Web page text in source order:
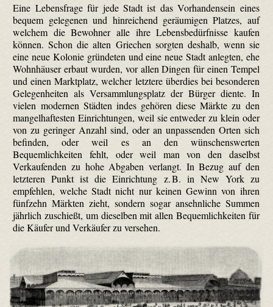
Eine Lebensfrage für jede Stadt ist das Vorhandensein eines
bequem gelegenen und hinreichend geräumigen Platzes, auf
welchem die Bewohner alle ihre Lebensbedürfnisse kaufen
können. Schon die alten Griechen sorgten deshalb, wenn sie
eine neue Kolonie gründeten und eine neue Stadt anlegten, ehe
Wohnhäuser erbaut wurden, vor allen Dingen für einen Tempel
und einen Marktplatz, welcher letztere überdies bei besonderen
Gelegenheiten als Versammlungsplatz der Bürger diente. In
vielen modernen Städten indes gehören diese Märkte zu den
mangel­haftesten Einrichtungen, weil sie entweder zu klein oder
von zu geringer Anzahl sind, oder an unpassenden Orten sich
befinden, oder weil es an den wünschenswerten
Bequemlichkeiten fehlt, oder weil man von den daselbst
Verkaufenden zu hohe Abgaben verlangt. In Bezug auf den
letzteren Punkt ist die Einrichtung z. B. in New York zu
empfehlen, welche Stadt nicht nur keinen Gewinn von ihren
fünfzehn Märkten zieht, sondern sogar ansehnliche Summen
jährlich zuschießt, um dieselben mit allen Bequemlichkeiten für
die Käufer und Verkäufer zu versehen.